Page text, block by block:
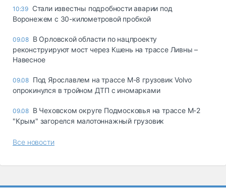
10:39 Стали известны подробности аварии под
Воронежем с 30-километровой пробкой
09.08 В Орловской области по нацпроекту
реконструируют мост через Кшень на трассе Ливны –
Навесное
09.08 Под Ярославлем на трассе М-8 грузовик Volvo
опрокинулся в тройном ДТП с иномарками
09.08 В Чеховском округе Подмосковья на трассе М-2
"Крым" загорелся малотоннажный грузовик
Все новости